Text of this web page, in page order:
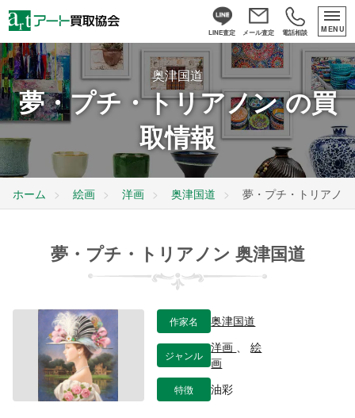
LINE査定 メール査定 電話相談 MENU
奥津国道
夢・プチ・トリアノン の買
取情報
ホーム 絵画 洋画 奥津国道 夢・プチ・トリアノン
夢・プチ・トリアノン 奥津国道
作家名 奥津国道
ジャンル
洋画 、絵
画
特徴 油彩